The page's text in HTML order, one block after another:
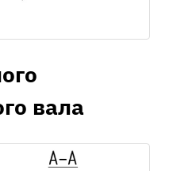
вала